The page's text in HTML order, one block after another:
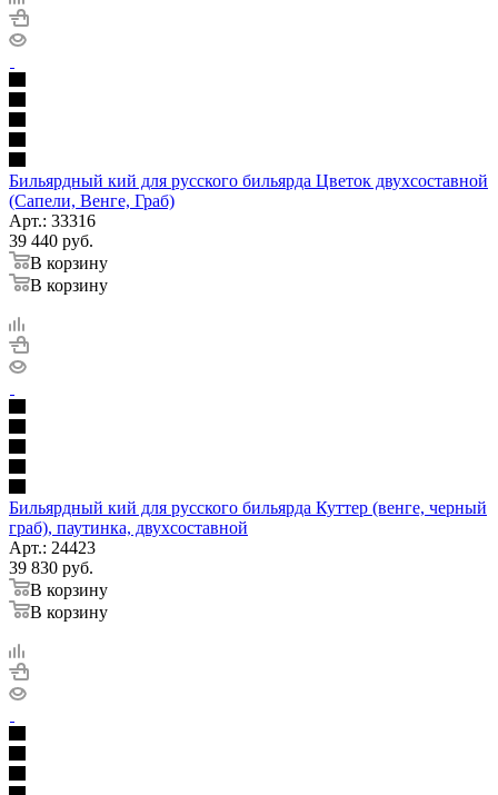
Бильярдный кий для русского бильярда Цветок двухсоставной
(Сапели, Венге, Граб)
Арт.: 33316
39 440 руб.
В корзину
В корзину
Бильярдный кий для русского бильярда Куттер (венге, черный
граб), паутинка, двухсоставной
Арт.: 24423
39 830 руб.
В корзину
В корзину